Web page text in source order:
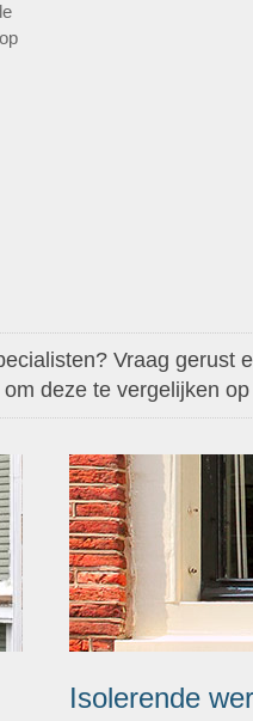
Vraag gerust
deze te vergelijken
Isolerende